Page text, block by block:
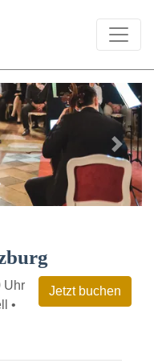
Next
Uhr
•